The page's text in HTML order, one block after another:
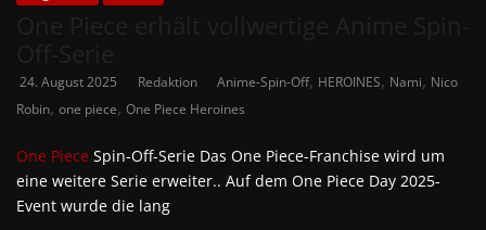
24. August 2025 Redaktion Anime-Spin-Off, HEROINES, Nami, Nico
Robin, one piece, One Piece Heroines
One Piece Spin-Off-Serie Das One Piece-Franchise wird um
eine weitere Serie erweiter.. Auf dem One Piece Day 2025-
Event wurde die lang